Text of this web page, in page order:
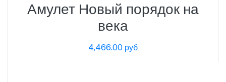
Амулет Новый порядок на
века
4,466.00 руб